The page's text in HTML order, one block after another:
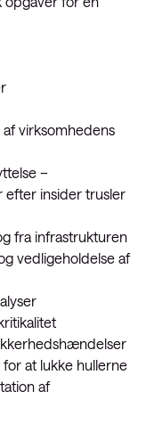
virksomhedens
–
efter insider trusler
fra infrastrukturen
vedligeholdelse af
at lukke hullerne
af